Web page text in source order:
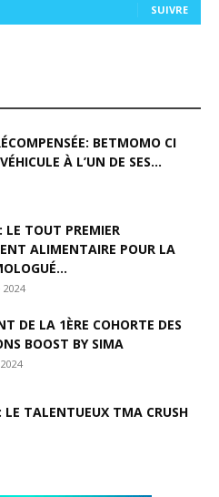
SUIVRE
BETMOMO CI
À L’UN DE SES...
LE TOUT PREMIER
ALIMENTAIRE POUR LA
DE LA 1ÈRE COHORTE DES
BOOST BY SIMA
LE TALENTUEUX TMA CRUSH